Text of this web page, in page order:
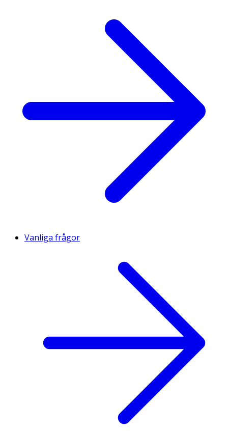
Vanliga frågor